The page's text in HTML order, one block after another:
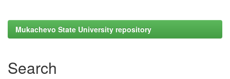
Mukachevo State University repository
Search